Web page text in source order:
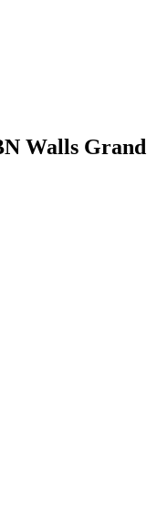
Walls Grand